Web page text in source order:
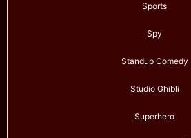
Sports
Spy
Standup Comedy
Studio Ghibli
Superhero